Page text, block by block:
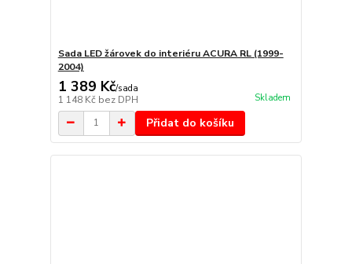
Sada LED žárovek do interiéru ACURA RL (1999-
2004)
1 389 Kč/sada
1 148 Kč bez DPH Skladem
Přidat do košíku